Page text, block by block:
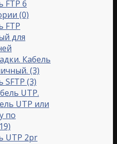
FTP 6
(0)
FTP
для
Кабель
(3)
SFTP (3)
UTP.
UTP или
по
UTP 2pr